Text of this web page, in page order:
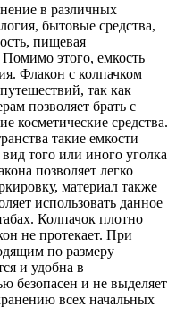
в различных
бытовые средства,
пищевая
этого, емкость
Флакон с колпачком
так как
позволяет брать с
косметические средства.
такие емкости
того или иного уголка
позволяет легко
материал также
использовать данное
Колпачок плотно
не протекает. При
по размеру
и удобна в
безопасен и не выделяет
всех начальных